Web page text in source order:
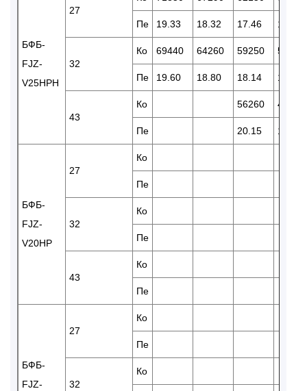
БФБ-
FJZ-
V25HPH
27
Пе 19.33 18.32 17.46 15.85
32
Ко 69440 64260 59250 50460
Пе 19.60 18.80 18.14 16.61
43
Ко 56260 47091
Пе 20.15 18.33
БФБ-
FJZ-
V20HP
27
Ко
Пе
32
Ко
Пе
43
Ко
Пе
БФБ-
FJZ-
27
Ко
Пе
32
Ко